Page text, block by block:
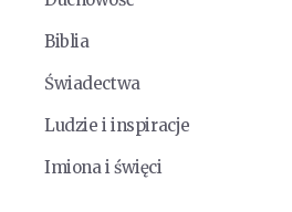
Biblia
Świadectwa
Ludzie i inspiracje
Imiona i święci